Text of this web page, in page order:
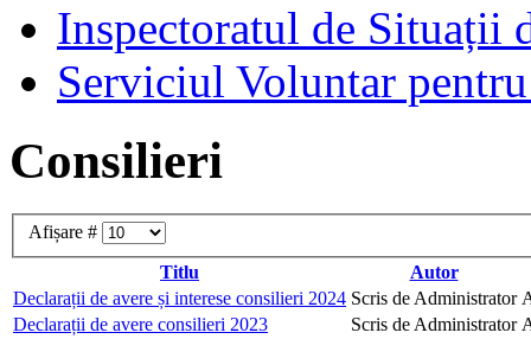
Inspectoratul de Situații
Serviciul Voluntar
Consilieri
Afișare #
Titlu
Autor
Declarații de avere și interese consilieri 2024 Scris de Administrator
Declarații de avere consilieri 2023
Scris de Administrator